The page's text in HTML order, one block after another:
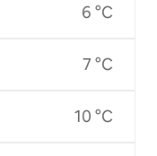
6 °C
7 °C
10 °C